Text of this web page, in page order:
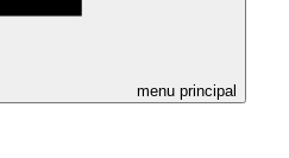
menu principal